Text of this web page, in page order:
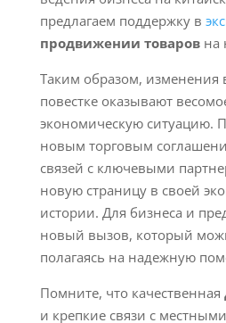
предлагаем поддержку в
продвижении товаровна
Таким образом, изменения
повестке оказывают
экономическую ситуацию.
новым торговым
связей с ключевыми
новую страницу в своей
истории. Для бизнеса и
новый вызов, который
полагаясь на надежную
Помните, что качественная
и крепкие связи с